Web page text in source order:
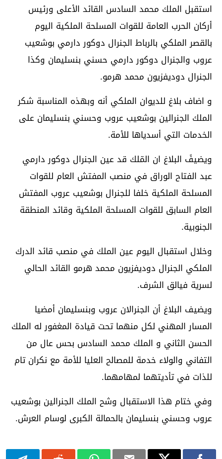
استقبل الملك محمد السادس القائد الأعلى ورئيس
أركان الحرب العامة للقوات المسلحة الملكية اليوم
بالقصر الملكي بالرباط الجنرال دوكور دارمي بوشعيب
عروب والجنرال دوكور دارمي حسني بنسليمان وكذا
الجنرال دوديفزيون محمد هرمو.
و اضاف بلاغ للديوان الملكي أنه وبهذه المناسبة شكر
الملك الجنرالين بوشعيب عروب وحسني بنسليمان على
الخدمات التي أسدياها للأمة.
ويضيفً البلاغ ان المٓلك قد عين الجنرال دوكور دارمي
عبد الفتاح الوراق في منصب المفتش العام للقوات
المسلحة الملكية خلفا للجنرال بوشعيب عروب المفتش
العام السابق للقوات المسلحة الملكية وقائد المنطقة
الجنوبية.
وخلال استقبال اليوم عين الملك في منصب قائد الدرك
الملكي الجنرال دوديفزيون محمد هرمو القائد الحالي
لسرية فيالق الشرف.
ويضيف البلاغ أن الجنرالان عروب وبنسليمان أمضيا
المسار المهني لكل منهما تحت قيادة المغفور له الملك
الحسن الثاني و الملك محمد السادس بحس عال من
التفاني والولاء خدمة للمصالح العليا للأمة مع نكران تام
للذات في تأديتهما لمهامهما.
وفي ختام هذا الاستقبال وشح الملك الجنرالين بوشعيب
عروب وحسني بنسليمان بالحمالة الكبرى لوسام العرش.